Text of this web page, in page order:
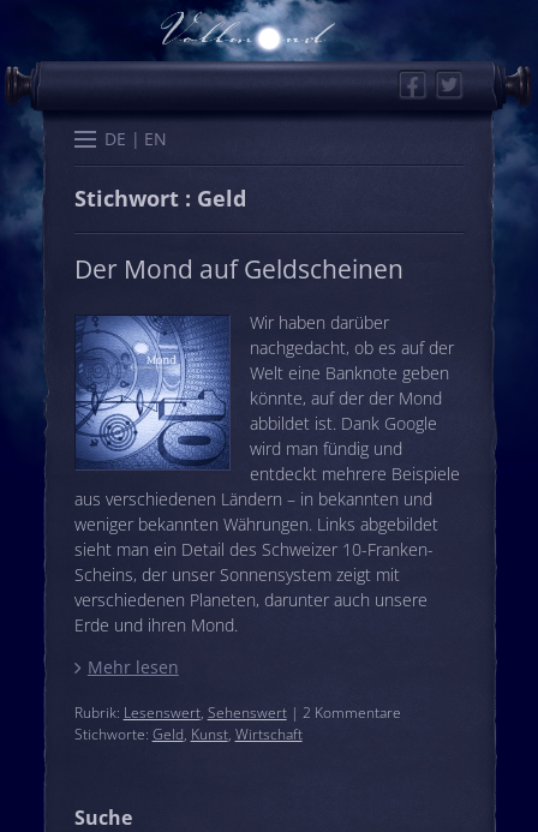
FacebookTwitter
DE EN
Start Kalender Karten
Stichwort : Geld
Der Mond auf Geldscheinen
Wir haben darüber
nachgedacht, ob es auf der
Welt eine Banknote geben
könnte, auf der der Mond
abbildet ist. Dank Google
wird man fündig und
entdeckt mehrere Beispiele
aus verschiedenen Ländern – in bekannten und
weniger bekannten Währungen. Links abgebildet
sieht man ein Detail des Schweizer 10-Franken-
Scheins, der unser Sonnensystem zeigt mit
verschiedenen Planeten, darunter auch unsere
Erde und ihren Mond.
Mehr lesen
Rubrik: Lesenswert, Sehenswert| 2 Kommentare
Stichworte: Geld, Kunst, Wirtschaft
Suche